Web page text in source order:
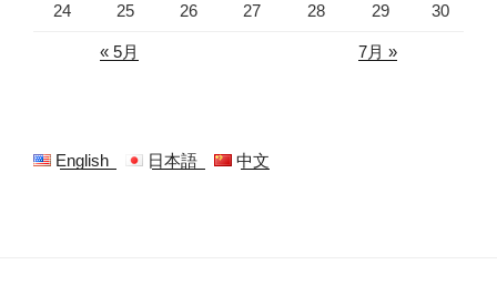
24 25 26 27 28 29 30
« 5月 7月 »
English 日本語 中文